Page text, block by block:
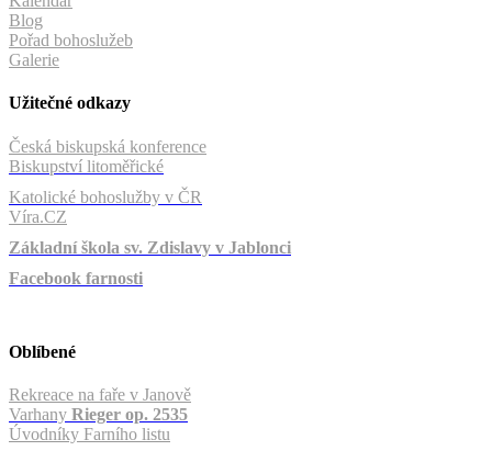
Blog
Pořad bohoslužeb
Galerie
Užitečné odkazy
Česká biskupská konference
Biskupství litoměřické
Katolické bohoslužby v ČR
Víra.CZ
Základní škola sv. Zdislavy v Jablonci
Facebook farnosti
Oblíbené
Rekreace na faře v Janově
Varhany Rieger op. 2535
Úvodníky Farního listu